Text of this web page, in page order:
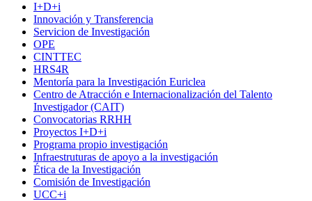
I+D+i
Innovación y Transferencia
Servicion de Investigación
OPE
CINTTEC
HRS4R
Mentoría para la Investigación Euriclea
Centro de Atracción e Internacionalización del Talento
Investigador (CAIT)
Convocatorias RRHH
Proyectos I+D+i
Programa propio investigación
Infraestruturas de apoyo a la investigación
Ética de la Investigación
Comisión de Investigación
UCC+i